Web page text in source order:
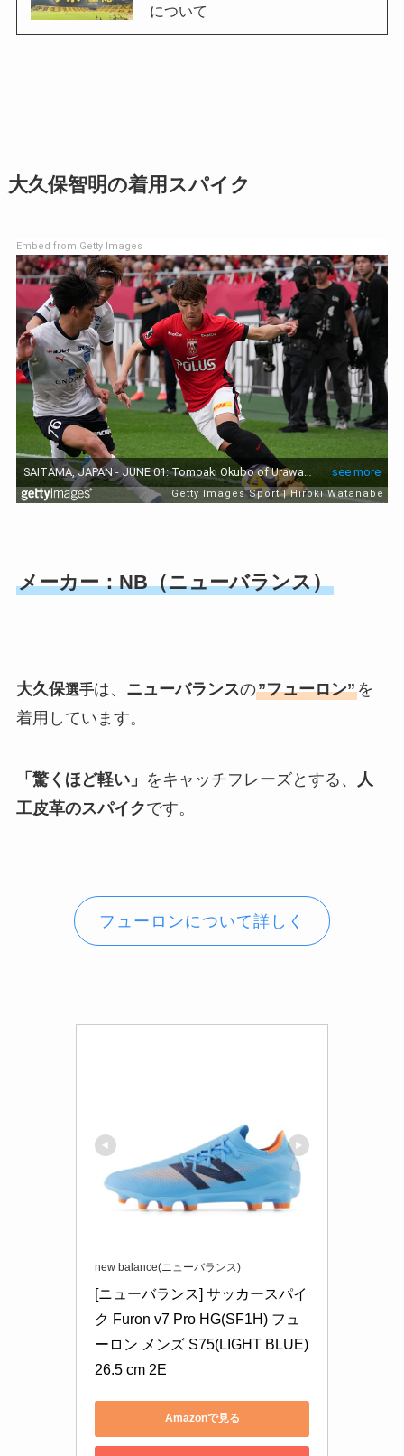
について
大久保智明の着用スパイク
Embed from Getty Images
メーカー：NB（ニューバランス）
大久保選手は、 ニューバランスの”フューロン”を
着用しています。
「驚くほど軽い」 をキャッチフレーズとする、
人
工皮革のスパイクです。
フューロンについて詳しく
new balance(ニューバランス)
[ニューバランス] サッカースパイ
ク Furon v7 Pro HG(SF1H) フュ
ーロン メンズ S75(LIGHT BLUE)
26.5 cm 2E
Amazonで見る